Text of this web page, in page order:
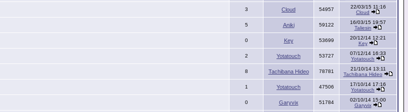
3 Cloud 54957
22/03/15 11:16
Cloud
5 Aniki 59122
16/03/15 19:57
Taliesin
0 Key 53699
20/12/14 12:21
Key
2 Yotatouch 53727
07/12/14 16:33
Yotatouch
8 Tachibana Hideo 78781
21/10/14 13:11
Tachibana Hideo
1 Yotatouch 47506
17/10/14 17:16
Yotatouch
0 Garyvix 51784
02/10/14 15:00
Garyvix